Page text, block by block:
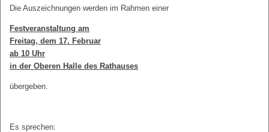
Die Auszeichnungen werden im Rahmen einer
Festveranstaltung am
Freitag, dem 17. Februar
ab 10 Uhr
in der Oberen Halle des Rathauses
übergeben.
Es sprechen: